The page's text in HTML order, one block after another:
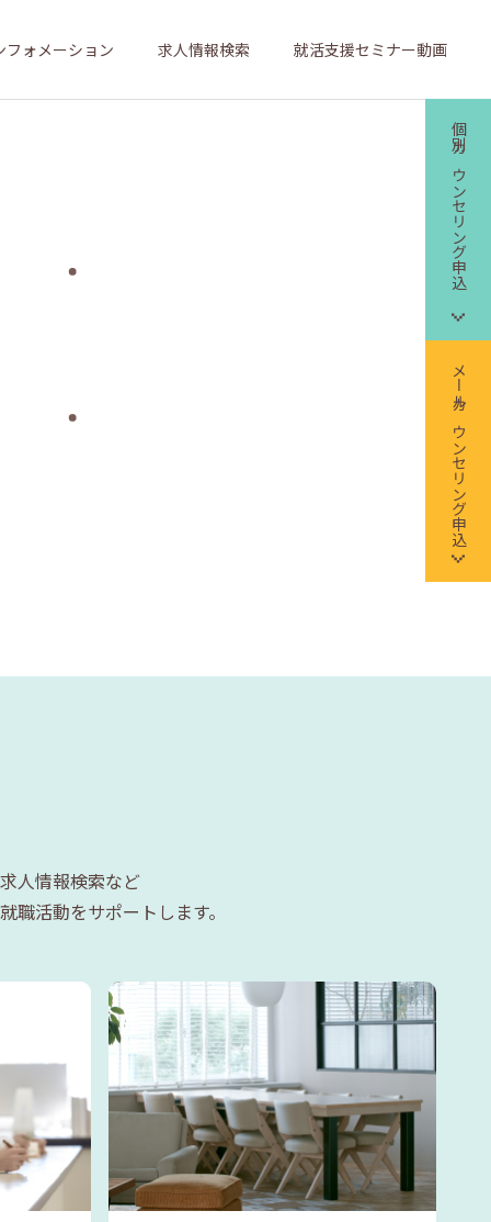
フォメーション 求人情報検索 就活支援セミナー動画
個別カウンセリング申込
メールカウンセリング申込
人情報検索など
活動をサポートします。